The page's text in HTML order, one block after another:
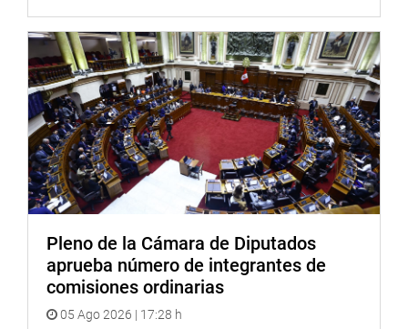
beneficiará a más de 19 mil habitantes y que registra un
avance físico del 60 %.
Durante la inspección de fiscalización, verificó el
cumplimiento de las especificaciones técnicas de la obra
y exhortó al Gobierno Regional de San Martín a garantizar
la asignación de los recursos necesarios para culminar el
proyecto y asegurar el presupuesto destinado al personal
que permitirá su funcionamiento.
OFICINA DE COMUNICACIONES E IMAGEN
INSTITUCIONAL
Pleno de la Cámara de Diputados
aprueba número de integrantes de
comisiones ordinarias
05 Ago 2026 | 17:28 h